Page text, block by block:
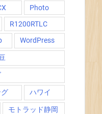
Photo
R1200RTLC
WordPress
ハワイ
モトラッド静岡